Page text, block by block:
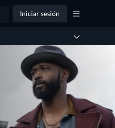
Iniciar sesión